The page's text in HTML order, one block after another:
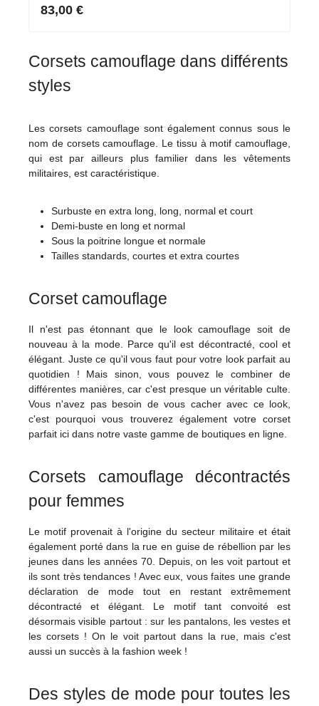
83,00 €
Corsets camouflage dans différents
styles
Les corsets camouflage sont également connus sous le
nom de corsets camouflage. Le tissu à motif camouflage,
qui est par ailleurs plus familier dans les vêtements
militaires, est caractéristique.
Surbuste en extra long, long, normal et court
Demi-buste en long et normal
Sous la poitrine longue et normale
Tailles standards, courtes et extra courtes
Corset camouflage
Il n'est pas étonnant que le look camouflage soit de
nouveau à la mode. Parce qu'il est décontracté, cool et
élégant. Juste ce qu'il vous faut pour votre look parfait au
quotidien ! Mais sinon, vous pouvez le combiner de
différentes manières, car c'est presque un véritable culte.
Vous n'avez pas besoin de vous cacher avec ce look,
c'est pourquoi vous trouverez également votre corset
parfait ici dans notre vaste gamme de boutiques en ligne.
Corsets camouflage décontractés
pour femmes
Le motif provenait à l'origine du secteur militaire et était
également porté dans la rue en guise de rébellion par les
jeunes dans les années 70. Depuis, on les voit partout et
ils sont très tendances ! Avec eux, vous faites une grande
déclaration de mode tout en restant extrêmement
décontracté et élégant. Le motif tant convoité est
désormais visible partout : sur les pantalons, les vestes et
les corsets ! On le voit partout dans la rue, mais c'est
aussi un succès à la fashion week !
Des styles de mode pour toutes les